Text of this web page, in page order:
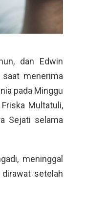
dan Edwin
menerima
pada Minggu
Multatuli,
Sejati selama
meninggal
setelah